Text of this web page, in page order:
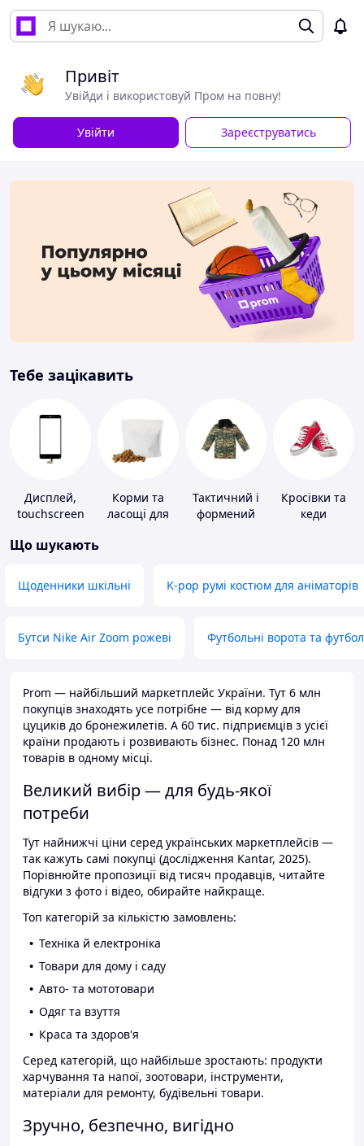
Привіт
Увійди і використовуй Пром на повну!
Увійти Зареєструватись
Тебе зацікавить
Дисплей,
touchscreen
Корми та
ласощі для
Тактичний і
формений
Кросівки та
кеди
Що шукають
Щоденники шкільні K-pop румі костюм для аніматорів
Бутси Nike Air Zoom рожеві Футбольні ворота та
Prom — найбільший маркетплейс України. Тут 6 млн
покупців знаходять усе потрібне — від корму для
цуциків до бронежилетів. А 60 тис. підприємців з усієї
країни продають і розвивають бізнес. Понад 120 млн
товарів в одному місці.
Великий вибір — для будь-якої
потреби
Тут найнижчі ціни серед українських маркетплейсів —
так кажуть самі покупці (дослідження Kantar, 2025).
Порівнюйте пропозиції від тисяч продавців, читайте
відгуки з фото і відео, обирайте найкраще.
Топ категорій за кількістю замовлень:
Техніка й електроніка
Товари для дому і саду
Авто- та мототовари
Одяг та взуття
Краса та здоров'я
Серед категорій, що найбільше зростають: продукти
харчування та напої, зоотовари, інструменти,
матеріали для ремонту, будівельні товари.
Зручно, безпечно, вигідно